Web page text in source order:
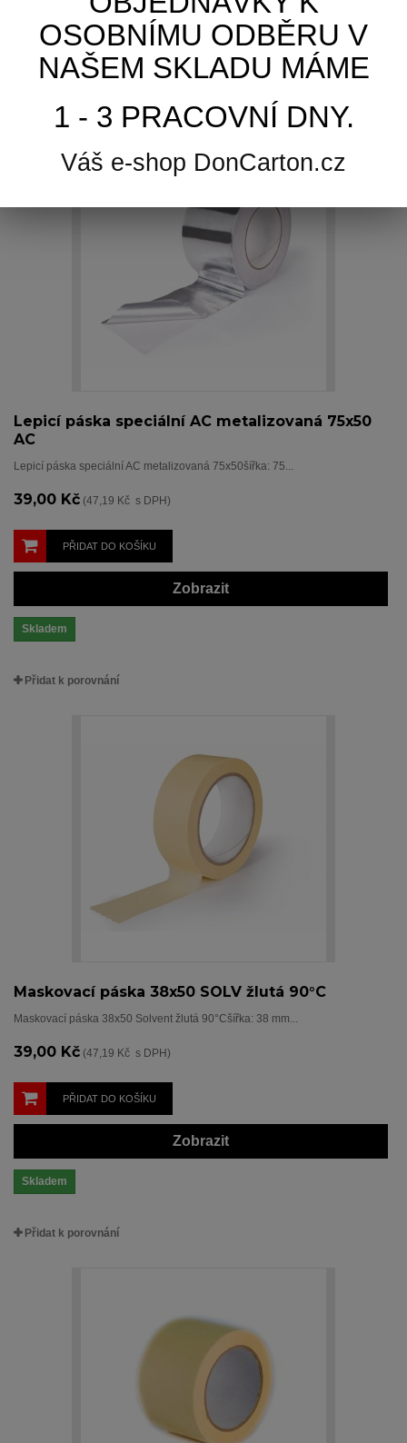
Zobrazit
Skladem
Přidat k porovnání
Lepicí páska speciální AC metalizovaná 75x50
AC
Lepicí páska speciální AC metalizovaná 75x50šířka: 75...
39,00 Kč (47,19 Kč s DPH)
PŘIDAT DO KOŠÍKU
Zobrazit
Skladem
Přidat k porovnání
Maskovací páska 38x50 SOLV žlutá 90°C
Maskovací páska 38x50 Solvent žlutá 90°Cšířka: 38 mm...
39,00 Kč (47,19 Kč s DPH)
PŘIDAT DO KOŠÍKU
Zobrazit
Skladem
Přidat k porovnání
OSOBNÍMU ODBĚRU V
NAŠEM SKLADU MÁME
1 - 3 PRACOVNÍ DNY.
Váš e-shop DonCarton.cz